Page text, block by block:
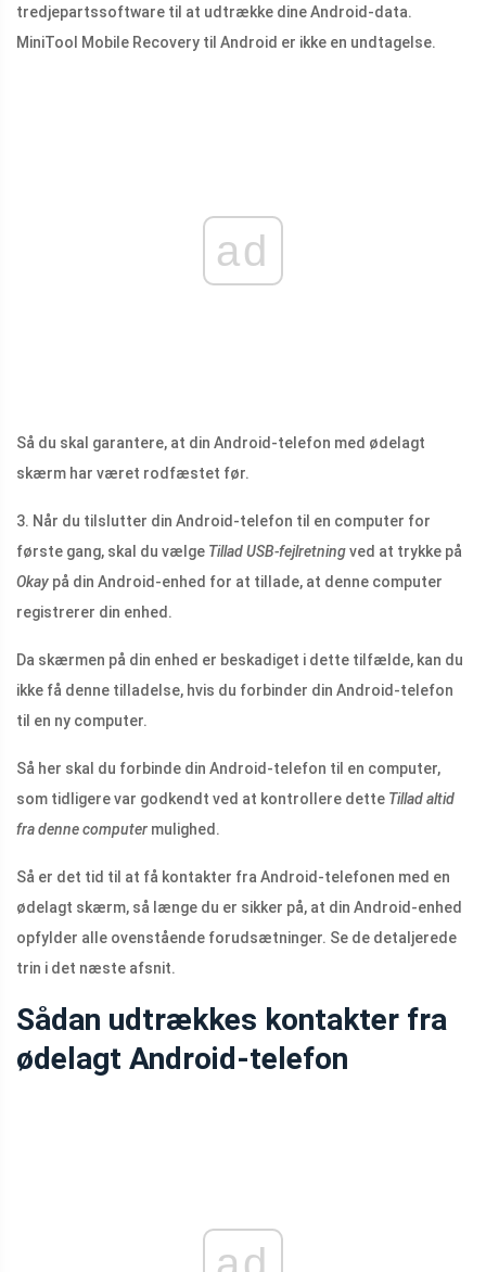
tredjepartssoftware til at udtrække dine Android-data.
MiniTool Mobile Recovery til Android er ikke en undtagelse.
ad
Så du skal garantere, at din Android-telefon med ødelagt
skærm har været rodfæstet før.
3. Når du tilslutter din Android-telefon til en computer for
første gang, skal du vælge Tillad USB-fejlretningved at trykke på
Okay på din Android-enhed for at tillade, at denne computer
registrerer din enhed.
Da skærmen på din enhed er beskadiget i dette tilfælde, kan du
ikke få denne tilladelse, hvis du forbinder din Android-telefon
til en ny computer.
Så her skal du forbinde din Android-telefon til en computer,
som tidligere var godkendt ved at kontrollere dette Tillad altid
fra denne computer mulighed.
Så er det tid til at få kontakter fra Android-telefonen med en
ødelagt skærm, så længe du er sikker på, at din Android-enhed
opfylder alle ovenstående forudsætninger. Se de detaljerede
trin i det næste afsnit.
Sådan udtrækkes kontakter fra
ødelagt Android-telefon